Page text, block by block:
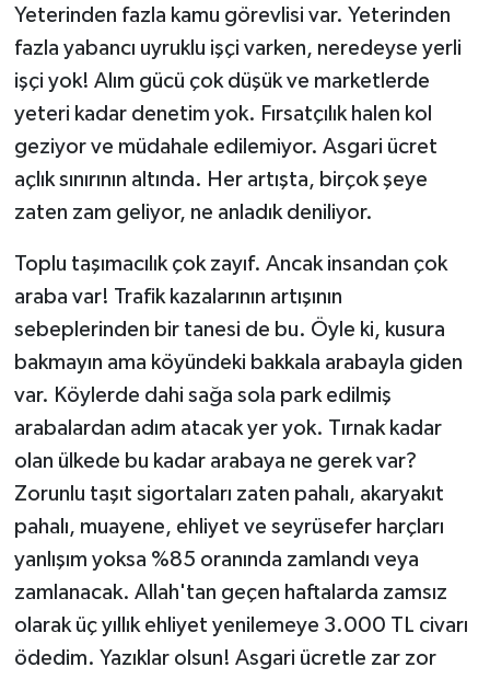
Yeterinden fazla kamu görevlisi var. Yeterinden
fazla yabancı uyruklu işçi varken, neredeyse yerli
işçi yok! Alım gücü çok düşük ve marketlerde
yeteri kadar denetim yok. Fırsatçılık halen kol
geziyor ve müdahale edilemiyor. Asgari ücret
açlık sınırının altında. Her artışta, birçok şeye
zaten zam geliyor, ne anladık deniliyor.
Toplu taşımacılık çok zayıf. Ancak insandan çok
araba var! Trafik kazalarının artışının
sebeplerinden bir tanesi de bu. Öyle ki, kusura
bakmayın ama köyündeki bakkala arabayla giden
var. Köylerde dahi sağa sola park edilmiş
arabalardan adım atacak yer yok. Tırnak kadar
olan ülkede bu kadar arabaya ne gerek var?
Zorunlu taşıt sigortaları zaten pahalı, akaryakıt
pahalı, muayene, ehliyet ve seyrüsefer harçları
yanlışım yoksa %85 oranında zamlandı veya
zamlanacak. Allah'tan geçen haftalarda zamsız
olarak üç yıllık ehliyet yenilemeye 3.000 TL civarı
ödedim. Yazıklar olsun! Asgari ücretle zar zor